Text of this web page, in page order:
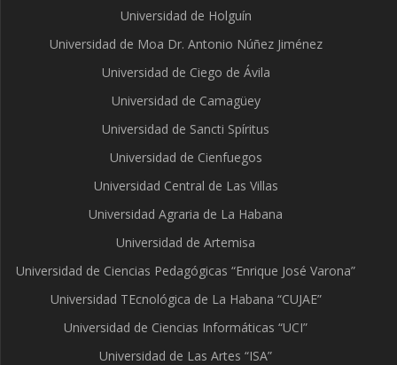
Universidad de Holguín
Universidad de Moa Dr. Antonio Núñez Jiménez
Universidad de Ciego de Ávila
Universidad de Camagüey
Universidad de Sancti Spíritus
Universidad de Cienfuegos
Universidad Central de Las Villas
Universidad Agraria de La Habana
Universidad de Artemisa
Universidad de Ciencias Pedagógicas “Enrique José Varona”
Universidad TEcnológica de La Habana “CUJAE”
Universidad de Ciencias Informáticas “UCI”
Universidad de Las Artes “ISA”